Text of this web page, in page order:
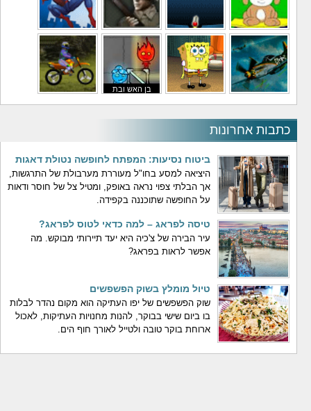
משחקי לילדים משחקי באבלס משחקי מלחמה משחקי גיבורים
בן האש ובת
כתבות אחרונות
ביטוח נסיעות: המפתח לחופשה נטולת דאגות
היציאה למסע בחו"ל מעוררת מערבולת של התרגשות,
אך הבלתי צפוי נראה באופק, ומטיל צל של חוסר ודאות
על החופשה שתוכננה בקפידה.
טיסה לפראג – למה כדאי לטוס לפראג?
עיר הבירה של צ'כיה היא יעד תיירותי מבוקש. מה
אפשר לראות בפראג?
טיול מומלץ בשוק הפשפשים
שוק הפשפשים של יפו העתיקה הוא מקום נהדר לבלות
בו ביום שישי בבוקר, להנות מחנויות העתיקות, לאכול
ארוחת בוקר טובה ולטייל לאורך חוף הים.